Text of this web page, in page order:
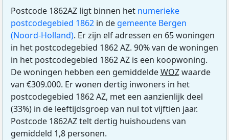
Postcode 1862AZ ligt binnen het numerieke
postcodegebied 1862 in de gemeente Bergen
(Noord-Holland). Er zijn elf adressen en 65 woningen
in het postcodegebied 1862 AZ. 90% van de woningen
in het postcodegebied 1862 AZ is een koopwoning.
De woningen hebben een gemiddeldeWOZwaarde
van €309.000. Er wonen dertig inwoners in het
postcodegebied 1862 AZ, met een aanzienlijk deel
(33%) in de leeftijdsgroep van nul tot vijftien jaar.
Postcode 1862AZ telt dertig huishoudens van
gemiddeld 1,8 personen.